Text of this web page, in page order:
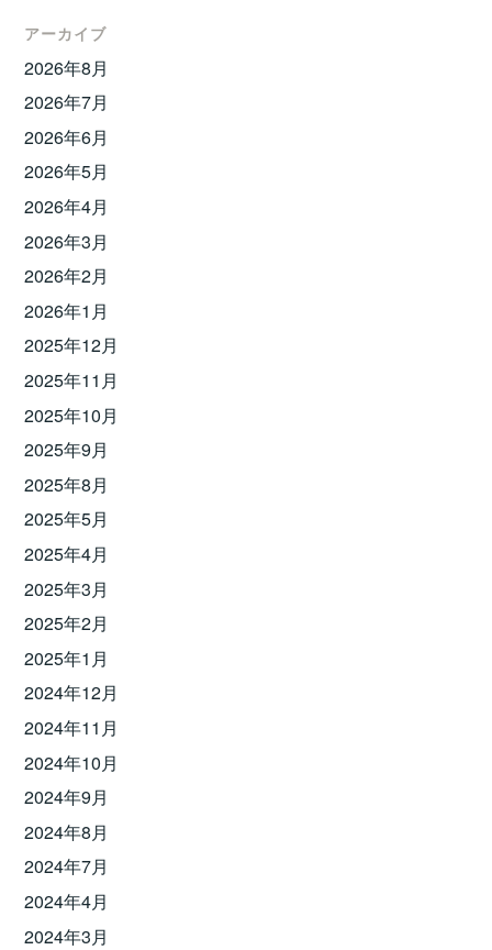
アーカイブ
2026年8月
2026年7月
2026年6月
2026年5月
2026年4月
2026年3月
2026年2月
2026年1月
2025年12月
2025年11月
2025年10月
2025年9月
2025年8月
2025年5月
2025年4月
2025年3月
2025年2月
2025年1月
2024年12月
2024年11月
2024年10月
2024年9月
2024年8月
2024年7月
2024年4月
2024年3月